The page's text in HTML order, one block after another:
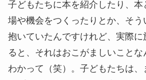
子どもたちに本を紹介したり、本
場や機会をつくったりとか、そう
抱いていたんですけれど、実際に
ると、それはおこがましいこと
わかって（笑）。子どもたちは